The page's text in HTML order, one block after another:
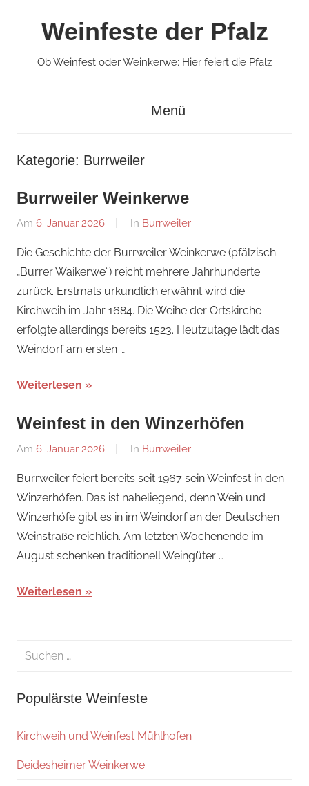
Weinfeste der Pfalz
Ob Weinfest oder Weinkerwe: Hier feiert die Pfalz
Menü
Kategorie: Burrweiler
Burrweiler Weinkerwe
Am 6. Januar 2026
Von
In Burrweiler
Die Geschichte der Burrweiler Weinkerwe (pfälzisch:
„Burrer Waikerwe“) reicht mehrere Jahrhunderte
zurück. Erstmals urkundlich erwähnt wird die
Kirchweih im Jahr 1684. Die Weihe der Ortskirche
erfolgte allerdings bereits 1523. Heutzutage lädt das
Weindorf am ersten …
Weiterlesen
Weinfest in den Winzerhöfen
Am 6. Januar 2026
Von
In Burrweiler
Burrweiler feiert bereits seit 1967 sein Weinfest in den
Winzerhöfen. Das ist naheliegend, denn Wein und
Winzerhöfe gibt es in im Weindorf an der Deutschen
Weinstraße reichlich. Am letzten Wochenende im
August schenken traditionell Weingüter …
Weiterlesen
Suchen
Populärste Weinfeste
Kirchweih und Weinfest Mühlhofen
Deidesheimer Weinkerwe